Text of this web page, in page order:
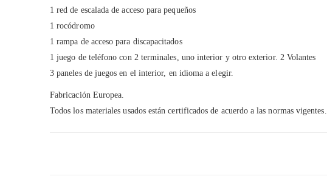
1 red de escalada de acceso para pequeños
1 rocódromo
1 rampa de acceso para discapacitados
1 juego de teléfono con 2 terminales, uno interior y otro exterior. 2 Volantes
3 paneles de juegos en el interior, en idioma a elegir.
Fabricación Europea.
Todos los materiales usados están certificados de acuerdo a las normas vigentes.